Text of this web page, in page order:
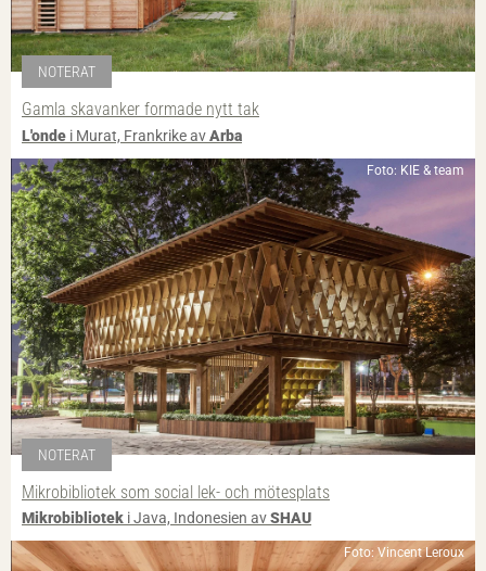
NOTERAT
Gamla skavanker formade nytt tak
L'onde i Murat, Frankrike avArba
Foto: KIE & team
NOTERAT
Mikrobibliotek som social lek- och mötesplats
Mikrobibliotek i Java, Indonesien avSHAU
Foto: Vincent Leroux